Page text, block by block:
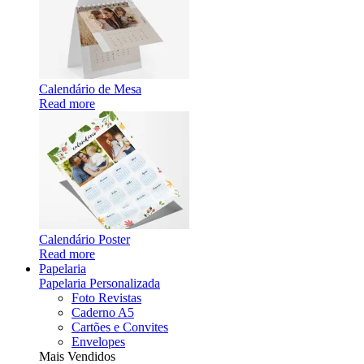
Calendário de Mesa
Read more
Calendário Poster
Read more
Papelaria
Papelaria Personalizada
Foto Revistas
Caderno A5
Cartões e Convites
Envelopes
Mais Vendidos